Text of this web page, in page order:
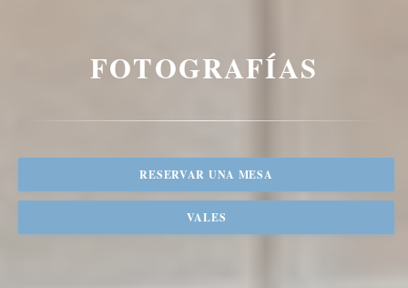
FOTOGRAFÍAS
RESERVAR UNA MESA
VALES